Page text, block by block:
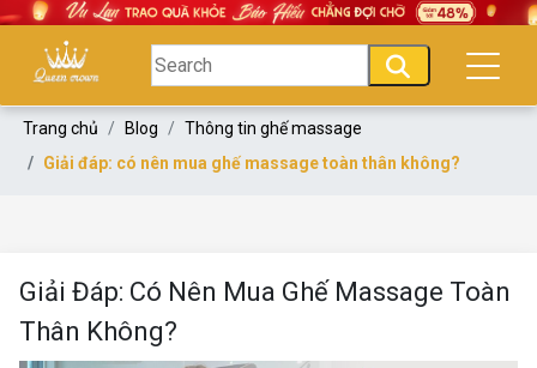
Trang chủ Blog
Thông tin ghế massage
Giải đáp: có nên mua ghế massage toàn thân không?
Giải Đáp: Có Nên Mua Ghế Massage Toàn
Thân Không?